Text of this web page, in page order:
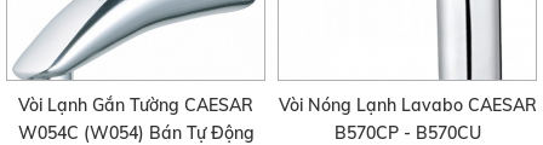
Vòi Lạnh Gắn Tường CAESAR
W054C (W054) Bán Tự Động
Vòi Nóng Lạnh Lavabo CAESAR
B570CP - B570CU